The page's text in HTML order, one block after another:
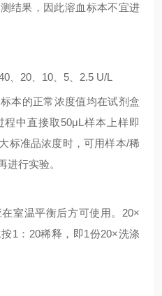
结果，因此溶血标本不宜进
20 10 5 2.5 U/L
本的正常浓度值均在试剂盒
程中直接取 50μL 样本上样即
标准品浓度时，可用样本/稀
进行实验。
室温平衡后方可使用。 20×
1 ： 20稀释，即1份20×洗涤